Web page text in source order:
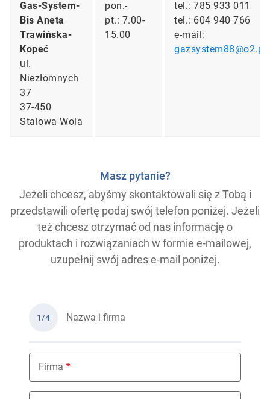
Gas-System-
Bis Aneta
Trawińska-
Kopeć
ul.
Niezłomnych
37
37-450
Stalowa Wola
pon.-
pt.: 7.00-
15.00
tel.: 785 933 011
tel.: 604 940 766
e-mail:
gazsystem88@o2.pl
Masz pytanie?
Jeżeli chcesz, abyśmy skontaktowali się z Tobą i
przedstawili ofertę podaj swój telefon poniżej. Jeżeli
też chcesz otrzymać od nas informację o
produktach i rozwiązaniach w formie e-mailowej,
uzupełnij swój adres e-mail poniżej.
1/4 Nazwa i firma
Firma